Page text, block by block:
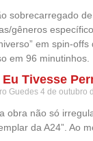
sobrecarregado
gêneros
em spin-
em 96 minutinhos.
Eu Tivesse
Guedes 4 de outubro
obra não só
da A24”. Ao